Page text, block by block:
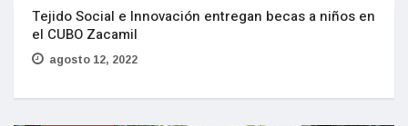
Tejido Social e Innovación entregan becas a niños en
el CUBO Zacamil
agosto 12, 2022